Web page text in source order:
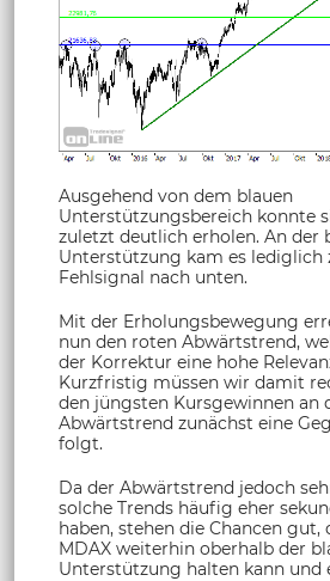
Ausgehend von dem blauen
Unterstützungsbereich konnte
zuletzt deutlich erholen. An der
Unterstützung kam es lediglich
Fehlsignal nach unten.
Mit der Erholungsbewegung
nun den roten Abwärtstrend,
der Korrektur eine hohe
Kurzfristig müssen wir damit
den jüngsten Kursgewinnen an
Abwärtstrend zunächst eine
folgt.
Da der Abwärtstrend jedoch
solche Trends häufig eher
haben, stehen die Chancen gut,
MDAX weiterhin oberhalb der
Unterstützung halten kann und